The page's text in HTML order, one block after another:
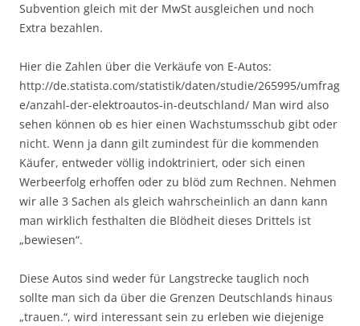
Subvention gleich mit der MwSt ausgleichen und noch
Extra bezahlen.
Hier die Zahlen über die Verkäufe von E-Autos:
http://de.statista.com/statistik/daten/studie/265995/umfrag
e/anzahl-der-elektroautos-in-deutschland/ Man wird also
sehen können ob es hier einen Wachstumsschub gibt oder
nicht. Wenn ja dann gilt zumindest für die kommenden
Käufer, entweder völlig indoktriniert, oder sich einen
Werbeerfolg erhoffen oder zu blöd zum Rechnen. Nehmen
wir alle 3 Sachen als gleich wahrscheinlich an dann kann
man wirklich festhalten die Blödheit dieses Drittels ist
„bewiesen“.
Diese Autos sind weder für Langstrecke tauglich noch
sollte man sich da über die Grenzen Deutschlands hinaus
„trauen.“, wird interessant sein zu erleben wie diejenige